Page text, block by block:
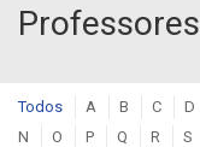
Professores
Todos A B C D
N
O P Q R S